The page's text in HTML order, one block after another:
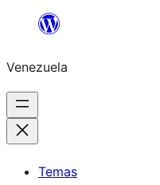
Saltar
contenido
Venezuela
Temas